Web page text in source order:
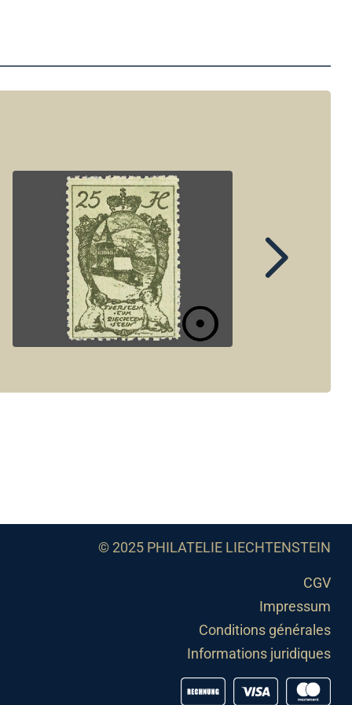
© 2025 PHILATELIE LIECHTENSTEIN
CGV
Impressum
Conditions générales
Informations juridiques